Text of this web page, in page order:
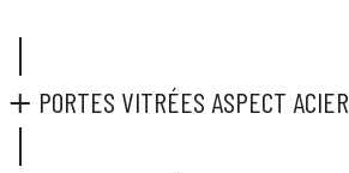
PORTES VITRÉES ASPECT ACIER